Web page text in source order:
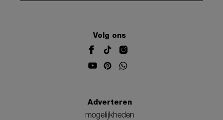
Volg ons
Adverteren
mogelijkheden